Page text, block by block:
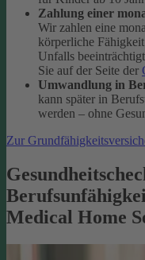
Zahlung einer
Wir zahlen eine
körperliche
Unfalls
Sie auf der Seite der
Umwandlung in
kann später in
werden – ohne
Zur
Medical Home